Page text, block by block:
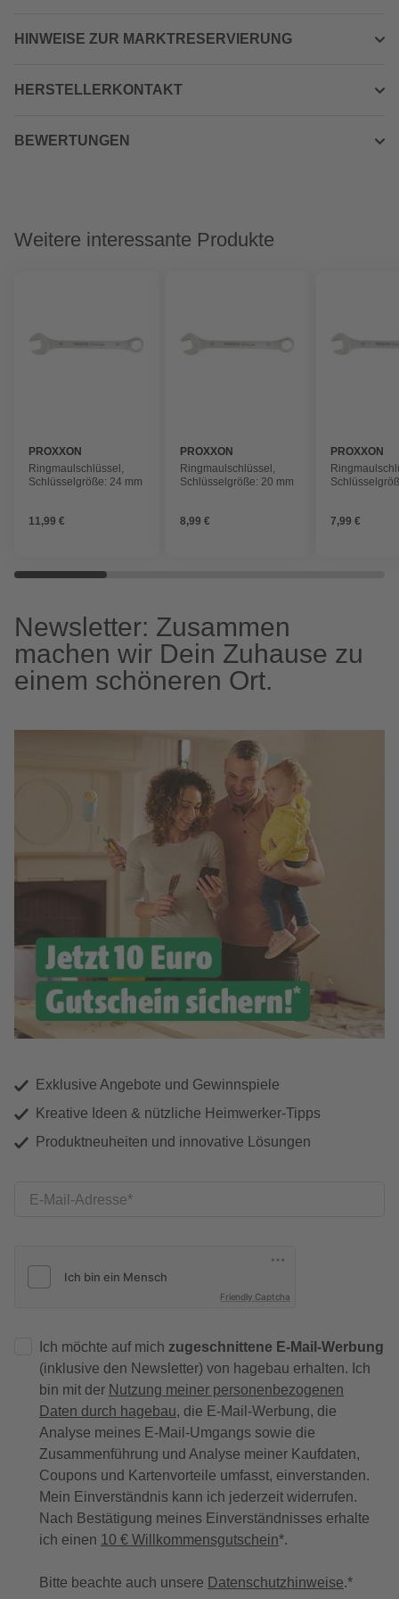
HINWEISE ZUR MARKTRESERVIERUNG
HERSTELLERKONTAKT
BEWERTUNGEN
Weitere interessante Produkte
PROXXON
Ringmaulschlüssel,
Schlüsselgröße: 24 mm
11,99 €
PROXXON
Ringmaulschlüssel,
Schlüsselgröße: 20 mm
8,99 €
PROXXON
7,99 €
Newsletter: Zusammen
machen wir Dein Zuhause zu
einem schöneren Ort.
Exklusive Angebote und Gewinnspiele
Kreative Ideen & nützliche Heimwerker-Tipps
Produktneuheiten und innovative Lösungen
E-Mail-Adresse
Friendly Captcha
Ich möchte auf mich zugeschnittene E-Mail-Werbung
(inklusive den Newsletter) von hagebau erhalten. Ich
bin mit der Nutzung meiner personenbezogenen
Daten durch hagebau, die E-Mail-Werbung, die
Analyse meines E-Mail-Umgangs sowie die
Zusammenführung und Analyse meiner Kaufdaten,
Coupons und Kartenvorteile umfasst, einverstanden.
Mein Einverständnis kann ich jederzeit widerrufen.
Nach Bestätigung meines Einverständnisses erhalte
ich einen 10 € Willkommensgutschein*.
Bitte beachte auch unsere Datenschutzhinweise.